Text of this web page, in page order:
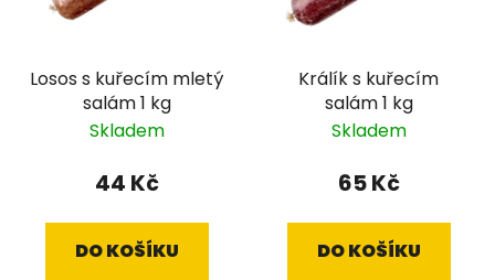
Losos s kuřecím mletý
salám 1 kg
Skladem
44 Kč
DO KOŠÍKU
Králík s kuřecím
salám 1 kg
Skladem
65 Kč
DO KOŠÍKU